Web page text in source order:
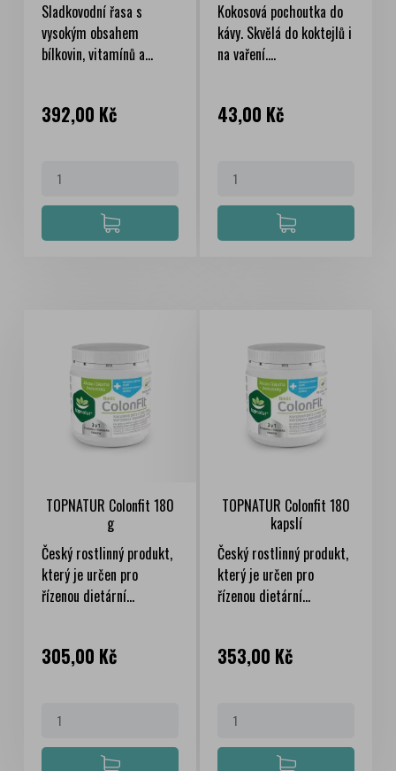
Sladkovodní řasa s
vysokým obsahem
bílkovin, vitamínů a...
Cena
392,00 Kč
Kokosová pochoutka do
kávy. Skvělá do koktejlů i
na vaření....
Cena
43,00 Kč
TOPNATUR Colonfit 180
g
Český rostlinný produkt,
který je určen pro
řízenou dietární...
Cena
305,00 Kč
TOPNATUR Colonfit 180
kapslí
Český rostlinný produkt,
který je určen pro
řízenou dietární...
Cena
353,00 Kč